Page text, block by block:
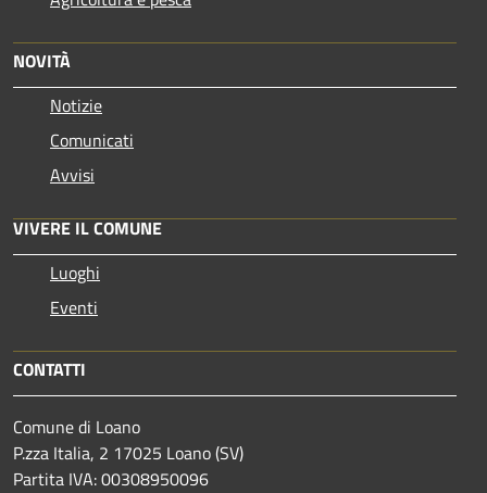
NOVITÀ
Notizie
Comunicati
Avvisi
VIVERE IL COMUNE
Luoghi
Eventi
CONTATTI
Comune di Loano
P.zza Italia, 2 17025 Loano (SV)
Partita IVA: 00308950096